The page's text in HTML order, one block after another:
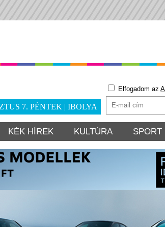
7. PÉNTEK | IBOLYA
Elfogadom az
KÉK HÍREK KULTÚRA SPORT